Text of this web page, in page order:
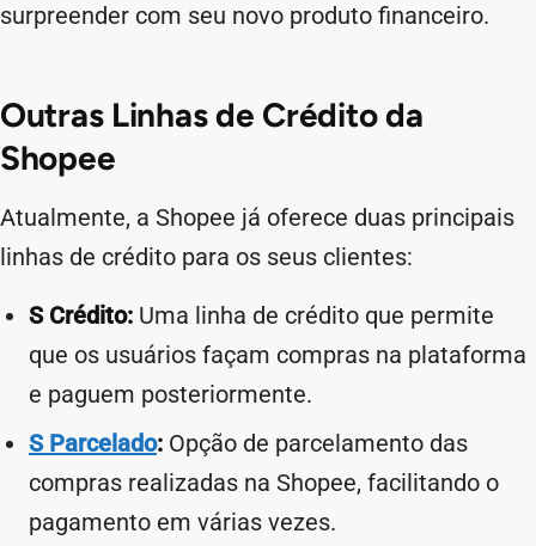
surpreender com seu novo produto financeiro.
Outras Linhas de Crédito da
Shopee
Atualmente, a Shopee já oferece duas principais
linhas de crédito para os seus clientes:
S Crédito: Uma linha de crédito que permite
que os usuários façam compras na plataforma
e paguem posteriormente.
S Parcelado: Opção de parcelamento das
compras realizadas na Shopee, facilitando o
pagamento em várias vezes.